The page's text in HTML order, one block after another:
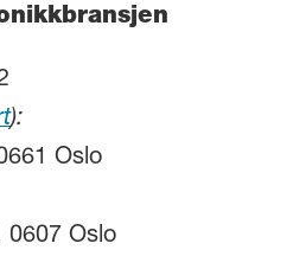
):
Oslo
0607 Oslo